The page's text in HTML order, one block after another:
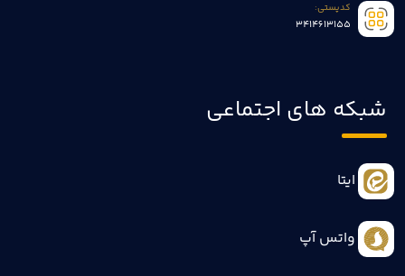
کدپستی:
3414613155
شبکه های اجتماعی
ایتا
واتس آپ